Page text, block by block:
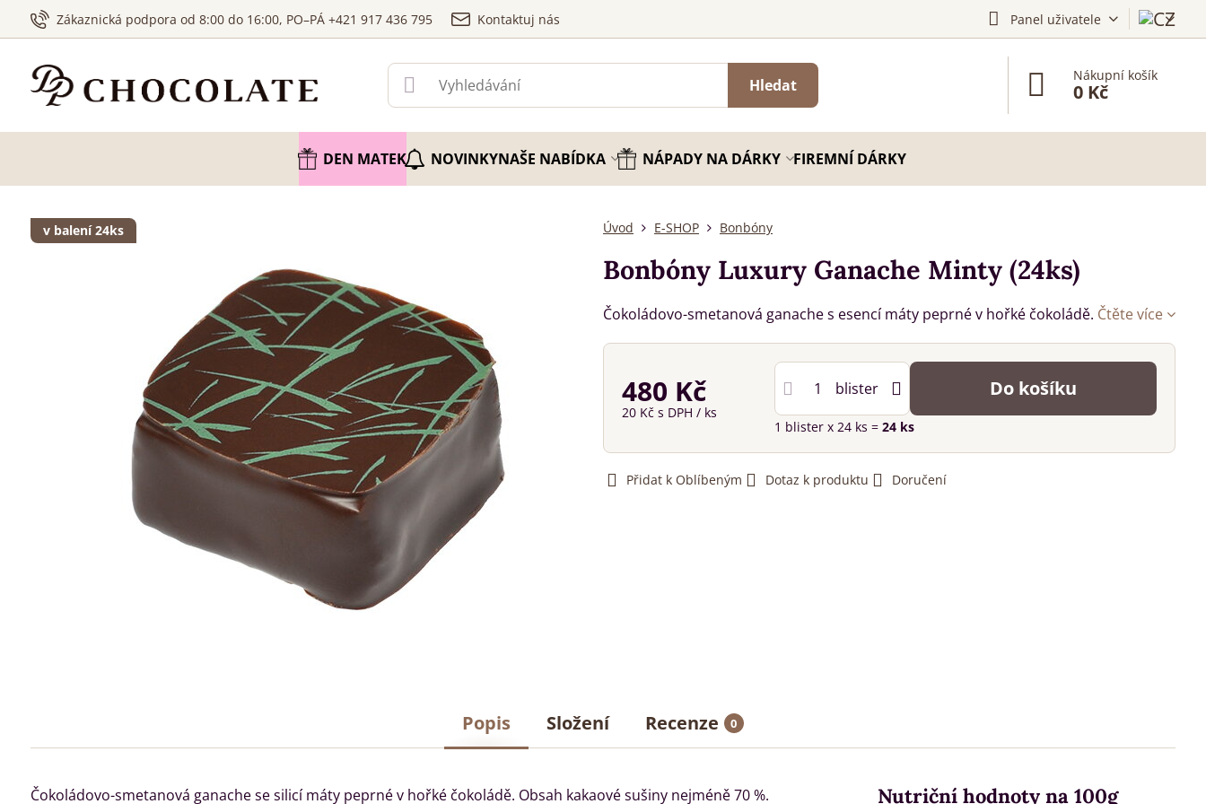
Zákaznická podpora od 8:00 do 16:00, PO–PÁ +421 917 436 795 Kontaktuj nás Panel uživatele
Hledat
Nákupní košík
0 Kč
DEN MATEK NOVINKYNAŠE NABÍDKA NÁPADY NA DÁRKY FIREMNÍ DÁRKY
v balení 24ks Úvod E-SHOP Bonbóny
Bonbóny Luxury Ganache Minty (24ks)
Čokoládovo-smetanová ganache s esencí máty peprné v hořké čokoládě. Čtěte více
480 Kč
20 Kč s DPH / ks
blister Do košíku
1 blisterx 24 ks =24 ks
Přidat k Oblíbeným Dotaz k produktu Doručení
Popis Složení Recenze 0
Čokoládovo-smetanová ganache se silicí máty peprné v hořké čokoládě. Obsah kakaové sušiny nejméně 70 %.
Nutriční hodnoty na 100g